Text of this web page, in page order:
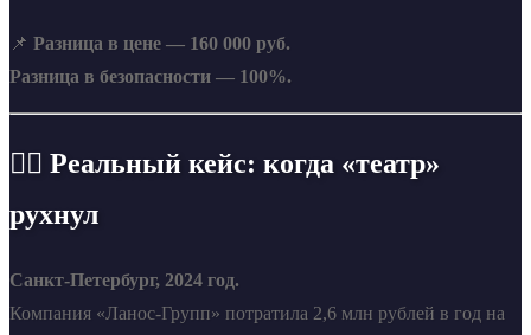
📌 Разница в цене — 160 000 руб.
Разница в безопасности — 100%.
🕵️‍♂️ Реальный кейс: когда «театр»
рухнул
Санкт-Петербург, 2024 год.
Компания «Ланос-Групп» потратила 2,6 млн рублей в год на